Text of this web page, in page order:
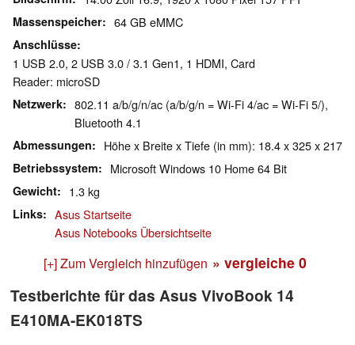
Massenspeicher 64 GB eMMC
Anschlüsse
1 USB 2.0, 2 USB 3.0 / 3.1 Gen1, 1 HDMI, Card
Reader: microSD
Netzwerk
802.11 a/b/g/n/ac (a/b/g/n = Wi-Fi 4/ac = Wi-Fi 5/),
Bluetooth 4.1
Abmessungen Höhe x Breite x Tiefe (in mm): 18.4 x 325 x 217
Betriebssystem Microsoft Windows 10 Home 64 Bit
Gewicht 1.3 kg
Links
Asus Startseite
Asus Notebooks Übersichtseite
[+] Zum Vergleich hinzufügen » vergleiche 0
Testberichte für das Asus VivoBook 14
E410MA-EK018TS